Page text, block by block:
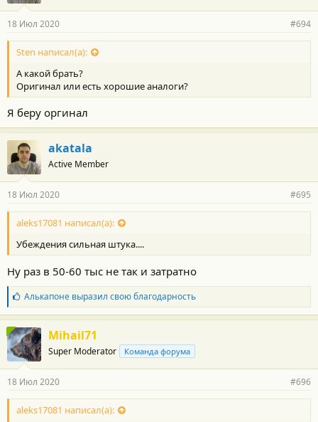
18 Июл 2020 #694
Sten написал(а):
А какой брать?
Оригинал или есть хорошие аналоги?
Я беру оргинал
akatala
Active Member
18 Июл 2020 #695
aleks17081 написал(а):
Убеждения сильная штука....
Ну раз в 50-60 тыс не так и затратно
Б
л
а
г
о
д
а
н
о
с
Алькапоневыразил свою благодарность
Mihail71
Super Moderator Команда форума
18 Июл 2020 #696
aleks17081 написал(а):